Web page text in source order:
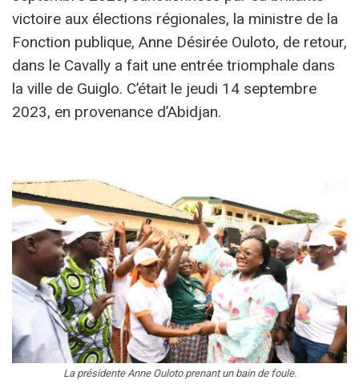
victoire aux élections régionales, la ministre de la
Fonction publique, Anne Désirée Ouloto, de retour,
dans le Cavally a fait une entrée triomphale dans
la ville de Guiglo. C’était le jeudi 14 septembre
2023, en provenance d’Abidjan.
La présidente Anne Ouloto prenant un bain de foule.